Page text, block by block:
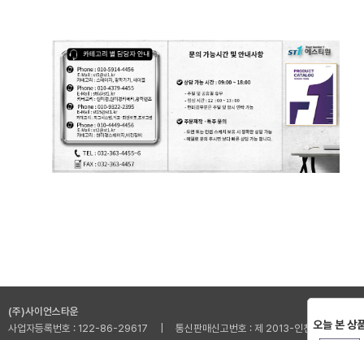
(주)사이언스타운
사업자등록번호 : 122-86-29617 | 통신판매신고번호 : 제 2013-인천부평-001
오늘 본 상